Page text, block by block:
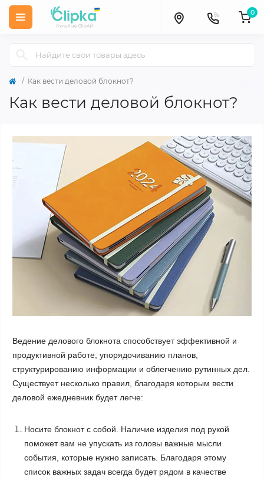
0
Как вести деловой блокнот?
Как вести деловой блокнот?
Ведение делового блокнота способствует эффективной и
продуктивной работе, упорядочиванию планов,
структурированию информации и облегчению рутинных дел.
Существует несколько правил, благодаря которым вести
деловой ежедневник будет легче:
Носите блокнот с собой. Наличие изделия под рукой
поможет вам не упускать из головы важные мысли
события, которые нужно записать. Благодаря этому
список важных задач всегда будет рядом в качестве